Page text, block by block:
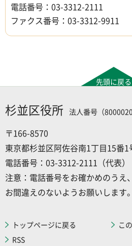
電話番号：03-3312-2111
ファクス番号：03-3312-9911
先頭に戻る
杉並区役所 法人番号（
〒166-8570
東京都杉並区阿佐谷南1丁目15番1
電話番号：03-3312-2111（代表）
注意：電話番号をお確かめのうえ、
お間違えのないようお願いします。
トップページに戻る
こ
RSS